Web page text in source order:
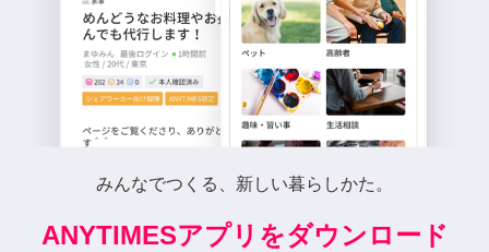
みんなでつくる、新しい暮らしかた。
ANYTIMESアプリをダウンロード